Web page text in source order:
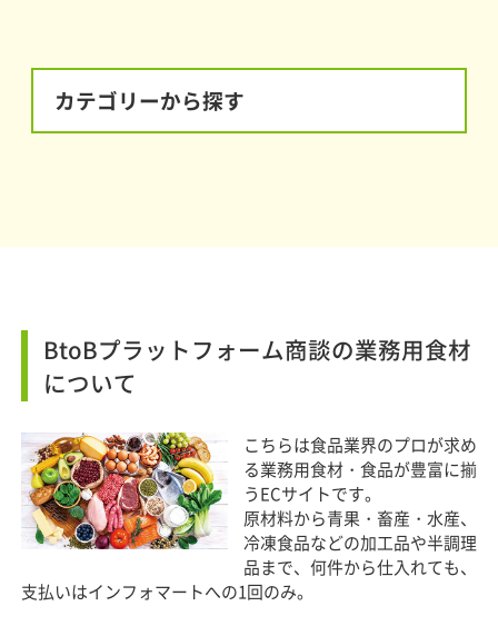
カテゴリーから探す
BtoBプラットフォーム商談の業務用食材
について
こちらは食品業界のプロが求め
る業務用食材・食品が豊富に揃
うECサイトです。
原材料から青果・畜産・水産、
冷凍食品などの加工品や半調理
品まで、何件から仕入れても、
支払いはインフォマートへの1回のみ。